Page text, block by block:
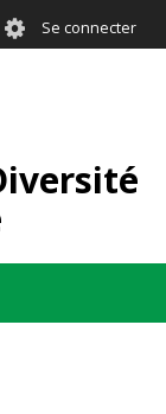
UserSe connecter